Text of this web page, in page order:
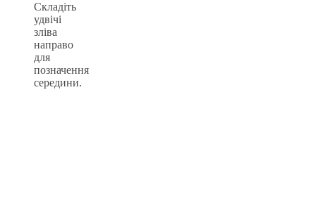
Складіть
удвічі
зліва
направо
для
позначення
середини.